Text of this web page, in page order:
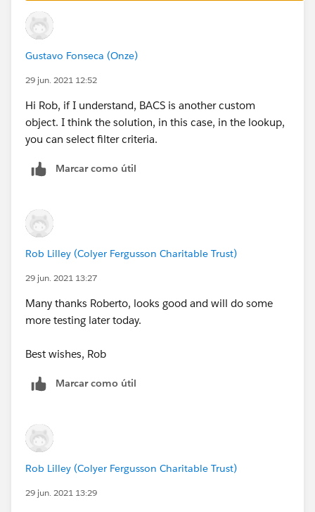
Gustavo Fonseca (Onze)
29 jun. 2021 12:52
Hi Rob, if I understand, BACS is another custom
object. I think the solution, in this case, in the lookup,
you can select filter criteria.
Marcar como útil
Rob Lilley (Colyer Fergusson Charitable Trust)
29 jun. 2021 13:27
Many thanks Roberto, looks good and will do some
more testing later today.
Best wishes, Rob
Marcar como útil
Rob Lilley (Colyer Fergusson Charitable Trust)
29 jun. 2021 13:29